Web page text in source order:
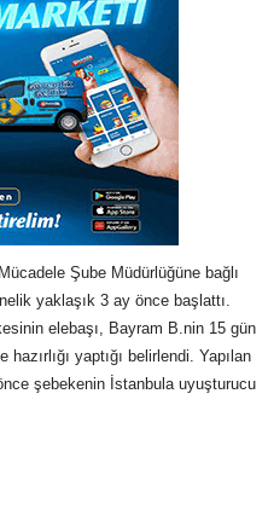
Şube Müdürlüğüne bağlı
yaklaşık 3 ay önce başlattı.
elebaşı, Bayram B.nin 15 gün
yaptığı belirlendi. Yapılan
şebekenin İstanbula uyuşturucu